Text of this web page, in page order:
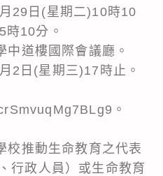
29日(星期二)10時10
10分。
道樓國際會議廳。
2日(星期三)17時止。
。
校推動生命教育之代表
行政人員）或生命教育